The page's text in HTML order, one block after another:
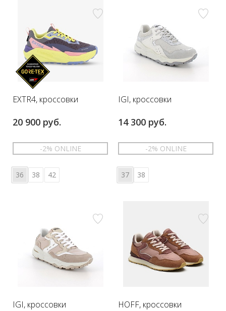
EXTR4, кроссовки
20 900 руб.
-2% ONLINE
36 38 42
IGI, кроссовки
14 300 руб.
-2% ONLINE
37 38
IGI, кроссовки HOFF, кроссовки